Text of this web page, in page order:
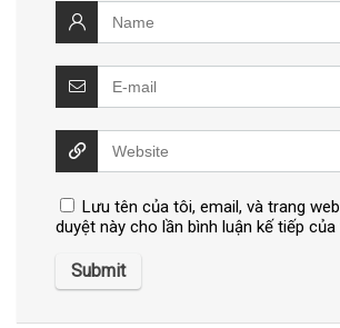
Lưu tên của tôi, email, và trang
duyệt này cho lần bình luận kế tiếp của